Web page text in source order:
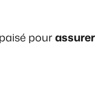
pourassurer